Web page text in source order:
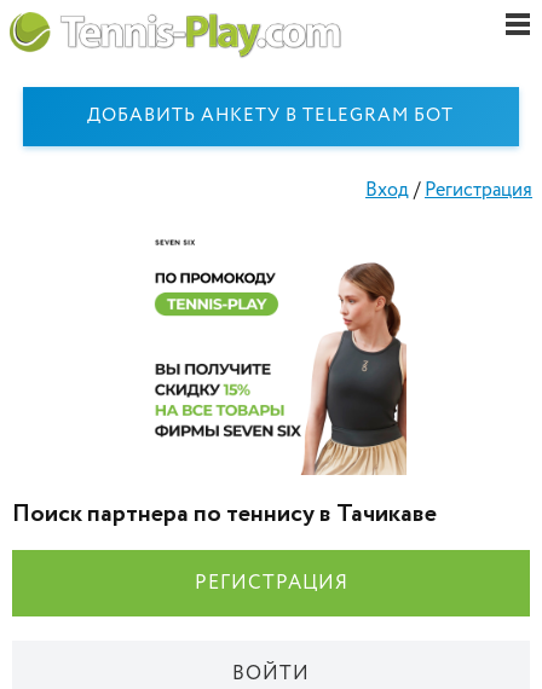
ДОБАВИТЬ АНКЕТУ В TELEGRAM БОТ
Вход/Регистрация
Поиск партнера по теннису в Тачикаве
РЕГИСТРАЦИЯ
ВОЙТИ